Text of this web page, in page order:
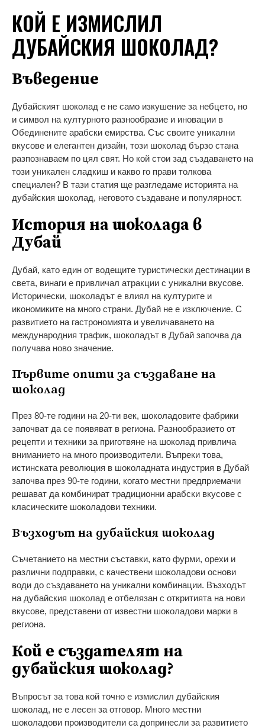
КОЙ Е ИЗМИСЛИЛ
ДУБАЙСКИЯ ШОКОЛАД?
Въведение
Дубайският шоколад е не само изкушение за небцето, но
и символ на културното разнообразие и иновации в
Обединените арабски емирства. Със своите уникални
вкусове и елегантен дизайн, този шоколад бързо стана
разпознаваем по цял свят. Но кой стои зад създаването на
този уникален сладкиш и какво го прави толкова
специален? В тази статия ще разгледаме историята на
дубайския шоколад, неговото създаване и популярност.
История на шоколада в
Дубай
Дубай, като един от водещите туристически дестинации в
света, винаги е привличал атракции с уникални вкусове.
Исторически, шоколадът е влиял на културите и
икономиките на много страни. Дубай не е изключение. С
развитието на гастрономията и увеличаването на
международния трафик, шоколадът в Дубай започва да
получава ново значение.
Първите опити за създаване на
шоколад
През 80-те години на 20-ти век, шоколадовите фабрики
започват да се появяват в региона. Разнообразието от
рецепти и техники за приготвяне на шоколад привлича
вниманието на много производители. Въпреки това,
истинската революция в шоколадната индустрия в Дубай
започва през 90-те години, когато местни предприемачи
решават да комбинират традиционни арабски вкусове с
класическите шоколадови техники.
Възходът на дубайския шоколад
Съчетанието на местни съставки, като фурми, орехи и
различни подправки, с качествени шоколадови основи
води до създаването на уникални комбинации. Възходът
на дубайския шоколад е отбелязан с откритията на нови
вкусове, представени от известни шоколадови марки в
региона.
Кой е създателят на
дубайския шоколад?
Въпросът за това кой точно е измислил дубайския
шоколад, не е лесен за отговор. Много местни
шоколадови производители са допринесли за развитието